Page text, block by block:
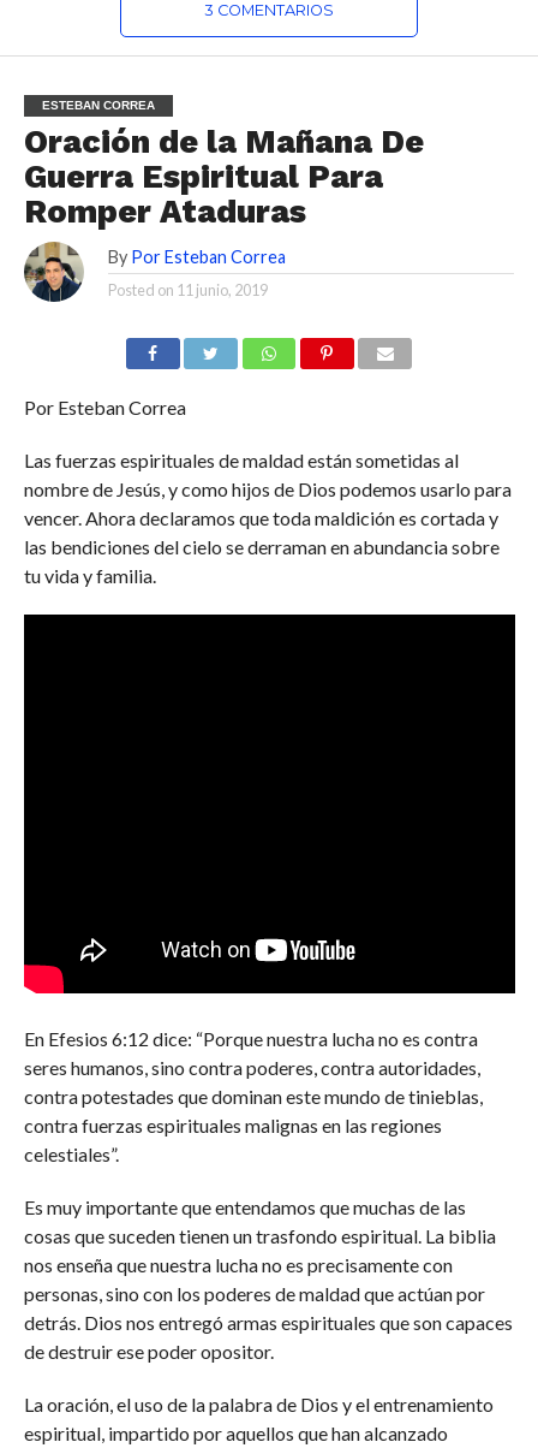
3 COMENTARIOS
ESTEBAN CORREA
Oración de la Mañana De
Guerra Espiritual Para
Romper Ataduras
By Por Esteban Correa
Posted on 11 junio, 2019
Por Esteban Correa
Las fuerzas espirituales de maldad están sometidas al
nombre de Jesús, y como hijos de Dios podemos usarlo para
vencer. Ahora declaramos que toda maldición es cortada y
las bendiciones del cielo se derraman en abundancia sobre
tu vida y familia.
En Efesios 6:12 dice: “Porque nuestra lucha no es contra
seres humanos, sino contra poderes, contra autoridades,
contra potestades que dominan este mundo de tinieblas,
contra fuerzas espirituales malignas en las regiones
celestiales”.
Es muy importante que entendamos que muchas de las
cosas que suceden tienen un trasfondo espiritual. La biblia
nos enseña que nuestra lucha no es precisamente con
personas, sino con los poderes de maldad que actúan por
detrás. Dios nos entregó armas espirituales que son capaces
de destruir ese poder opositor.
La oración, el uso de la palabra de Dios y el entrenamiento
espiritual, impartido por aquellos que han alcanzado